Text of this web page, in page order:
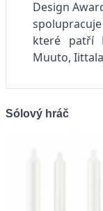
Design
které patří
Muuto,
Sólový hráč